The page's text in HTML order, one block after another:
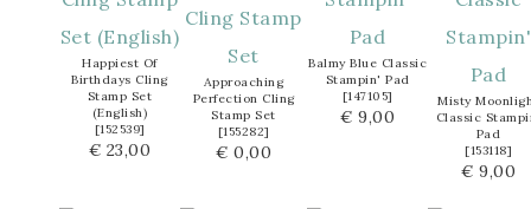
Happiest Of
Birthdays Cling
Stamp Set
(English)
[152539]
€ 23,00
Approaching
Perfection Cling
Stamp Set
[155282]
€ 0,00
Balmy Blue Classic
Stampin' Pad
[147105]
€ 9,00
Misty
Classic
Pad
[153118]
€ 9,00